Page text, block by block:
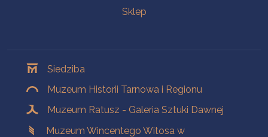
Sklep
Siedziba
Muzeum Historii Tarnowa i Regionu
Muzeum Ratusz - Galeria Sztuki Dawnej
Muzeum Wincentego Witosa w